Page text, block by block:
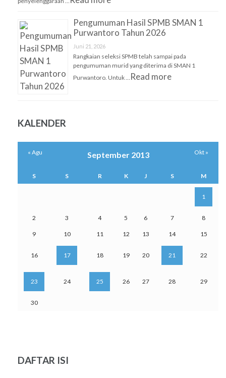
Pengumuman Hasil SPMB SMAN 1
Purwantoro Tahun 2026
Juni 21, 2026
Rangkaian seleksi SPMB telah sampai pada
pengumuman murid yang diterima di SMAN 1
Purwantoro. Untuk …
Read more
KALENDER
September 2013
S S R K J S M
1
2 3 4 5 6 7 8
9 10 11 12 13 14 15
16 17 18 19 20 21 22
23 24 25 26 27 28 29
30
« Agu Okt »
DAFTAR ISI